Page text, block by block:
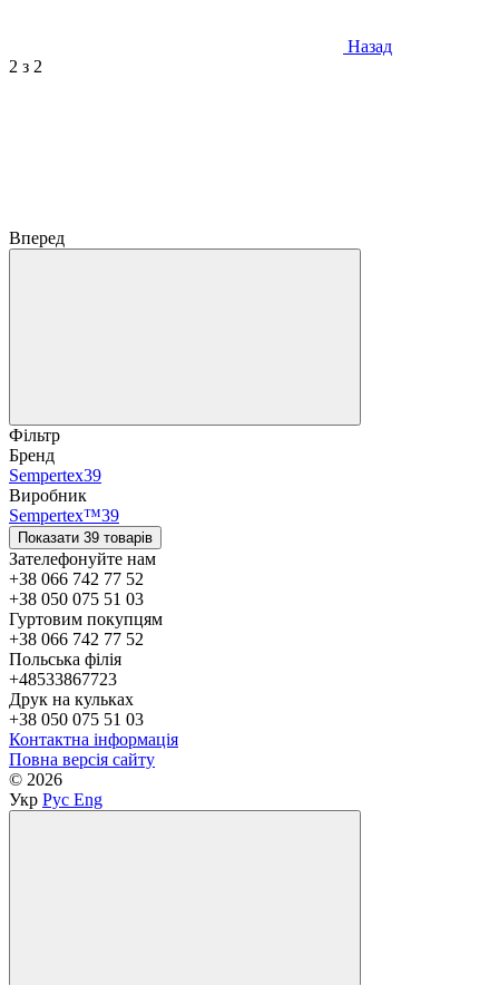
Назад
2 з 2
Вперед
Фільтр
Бренд
Sempertex39
Виробник
Sempertex™39
Показати 39 товарів
Зателефонуйте нам
+38 066 742 77 52
+38 050 075 51 03
Гуртовим покупцям
+38 066 742 77 52
Польська філія
+48533867723
Друк на кульках
+38 050 075 51 03
Контактна інформація
Повна версія сайту
© 2026
Укр Рус Eng